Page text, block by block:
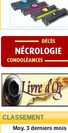
CLASSEMENT
Moy. 3 derniers mois